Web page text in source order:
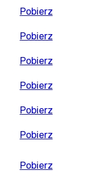
Pobierz
Pobierz
Pobierz
Pobierz
Pobierz
Pobierz
Pobierz